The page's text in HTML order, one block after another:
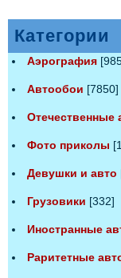
Категории
Аэрография
Автообои [7850]
Отечественные
Фото приколы
Девушки и авто
Грузовики [332]
Иностранные
Раритетные